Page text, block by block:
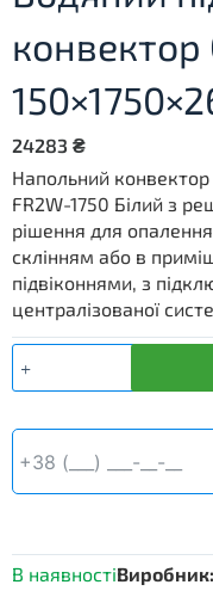
конвектор
24283 ₴
Напольний
FR2W-1750 Білий з
рішення для
склінням або в
підвіконнями, з
централізованої
підлоговий
Carrera
FR2W,
В наявностіВиробник: